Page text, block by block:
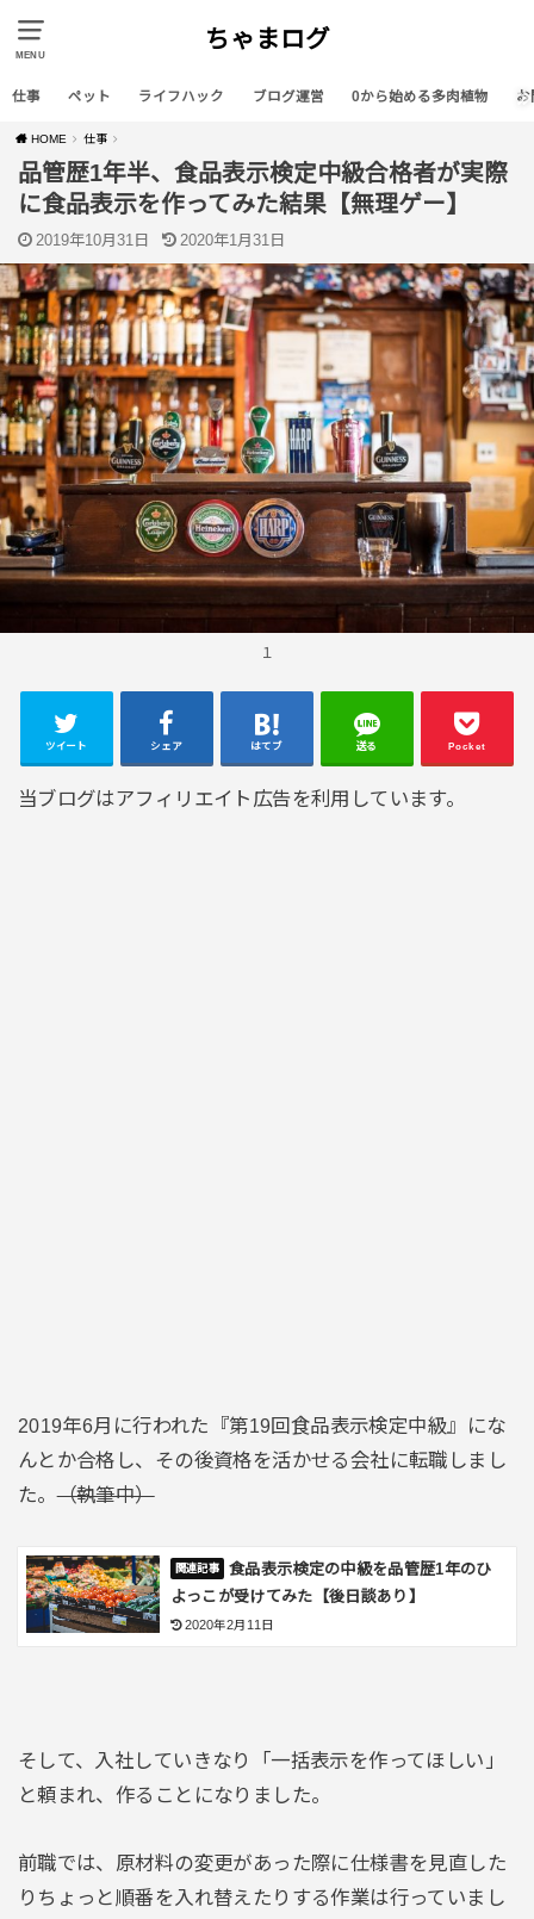
MENU
ちゃまログ
仕事 ペット ライフハック ブログ運営 0から始める多肉植物 お
HOME 仕事
品管歴1年半、食品表示検定中級合格者が実際
に食品表示を作ってみた結果【無理ゲー】
2019年10月31日 2020年1月31日
１
ツイート シェア はてブ 送る Pocket
当ブログはアフィリエイト広告を利用しています。
2019年6月に行われた『第19回食品表示検定中級』にな
んとか合格し、その後資格を活かせる会社に転職しまし
た。（執筆中）
食品表示検定の中級を品管歴1年のひ
よっこが受けてみた【後日談あり】
2020年2月11日
そして、入社していきなり「一括表示を作ってほしい」
と頼まれ、作ることになりました。
前職では、原材料の変更があった際に仕様書を見直した
りちょっと順番を入れ替えたりする作業は行っていまし